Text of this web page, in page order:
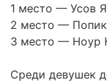
1 место — Усов
2 место —
3 место — Ноур
Среди девушек